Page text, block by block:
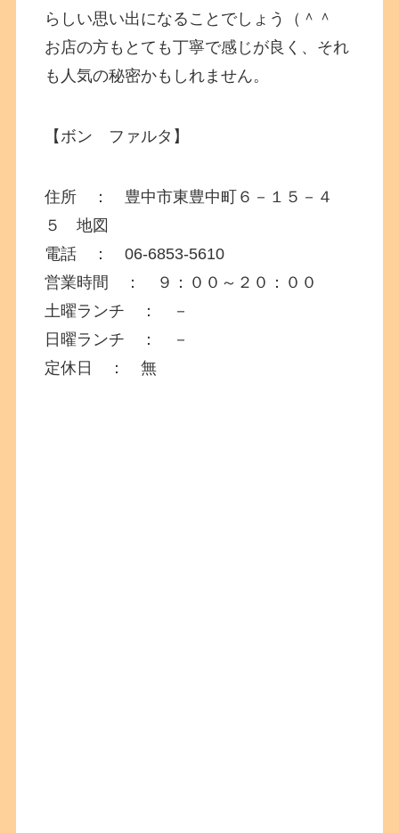
らしい思い出になることでしょう（＾＾
お店の方もとても丁寧で感じが良く、それ
も人気の秘密かもしれません。
【ボン ファルタ】
住所 ： 豊中市東豊中町６－１５－４
５ 地図
電話 ： 06-6853-5610
営業時間 ： ９：００～２０：００
土曜ランチ ： －
日曜ランチ ： －
定休日 ： 無